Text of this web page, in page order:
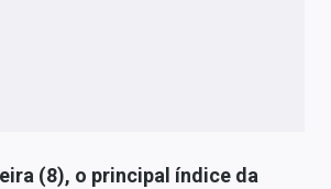
(8), o principal índice da